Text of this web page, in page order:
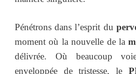
Pénétrons dans l’esprit du
moment où la nouvelle de la
délivrée. Où beaucoup
enveloppée de tristesse, le